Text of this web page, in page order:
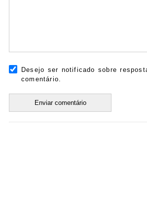
Desejo ser notificado sobre
comentário.